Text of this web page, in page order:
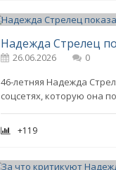
Надежда Стрелец
26.06.2026
0
46-летняя Надежда
соцсетях, которую она
+119